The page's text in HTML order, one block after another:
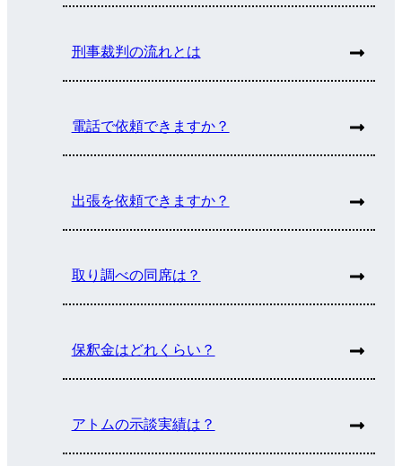
刑事裁判の流れとは
電話で依頼できますか？
出張を依頼できますか？
取り調べの同席は？
保釈金はどれくらい？
アトムの示談実績は？